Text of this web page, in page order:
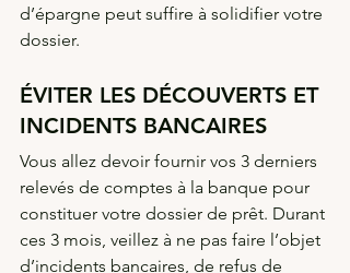
d’épargne peut suffire à solidifier votre
dossier.
ÉVITER LES DÉCOUVERTS ET
INCIDENTS BANCAIRES
Vous allez devoir fournir vos 3 derniers
relevés de comptes à la banque pour
constituer votre dossier de prêt. Durant
ces 3 mois, veillez à ne pas faire l’objet
d’incidents bancaires, de refus de